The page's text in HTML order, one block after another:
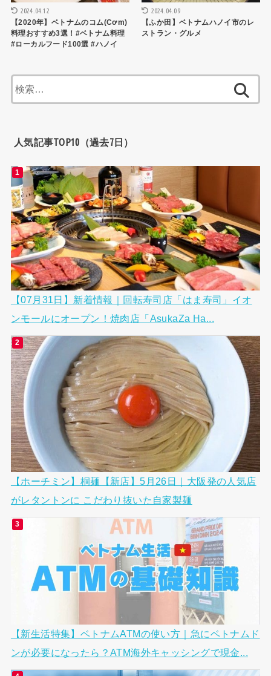
2024.04.12
【2020年】ベトナムのコム(Cơm)
料理おすすめ3選！#ベトナム料理
#ローカルフード100選 #ハノイ
2024.04.09
【ふか田】ベトナムハノイ市のレ
ストラン・グルメ
索:
人気記事TOP10（過去7日）
【07月31日】新着情報｜回転寿司店「はま寿司」イオ
ンモールにオープン！焼肉店「AsukaZa Ha...
【ホーチミン】桐麺【新店】5月26日｜大阪発の人気店
がレタントンに こだわり抜いた自家製麺
【新生活特集】ベトナムATMの使い方｜急にベトナムド
ンが必要になったら？ATM海外キャッシングで現金...